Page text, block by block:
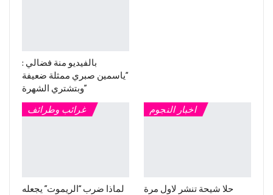
بالفيديو منة فضالي :
“ياسمين صبري ممثلة ضعيفة
وبتشتري الشهرة”
غرائب وطرائف
لماذا ضرب “الريموت” يجعله
اخبار النجوم
حلا شيحة تنشر لاول مرة